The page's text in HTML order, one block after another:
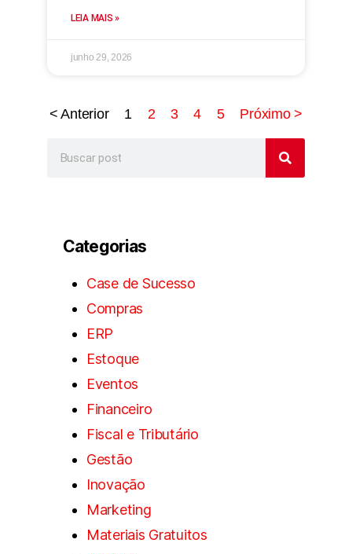
LEIA MAIS »
junho 29, 2026
< Anterior 1 2 3 4 5 Próximo >
Categorias
Case de Sucesso
Compras
ERP
Estoque
Eventos
Financeiro
Fiscal e Tributário
Gestão
Inovação
Marketing
Materiais Gratuitos